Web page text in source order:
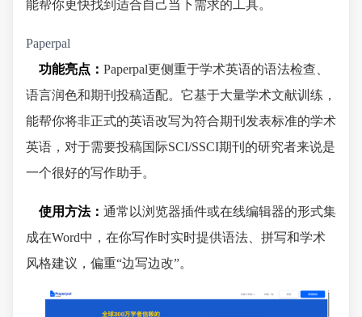
能帮你更快找到适合自己当下需求的工具。
Paperpal
功能亮点： Paperpal更侧重于学术英语的语法检查、
语言润色和期刊投稿适配。它基于大量学术文献训练，
能帮你将非正式的英语改写为符合期刊发表标准的学术
英语，对于需要投稿国际SCI/SSCI期刊的研究者来说是
一个很好的写作助手。
使用方法： 通常以浏览器插件或在线编辑器的形式集
成在Word中，在你写作时实时提供语法、拼写和学术
风格建议，偏重“边写边改”。